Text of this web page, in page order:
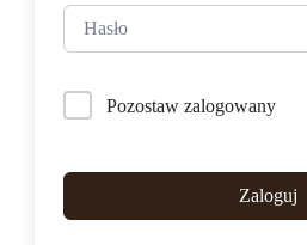
Pozostaw zalogowany
Zaloguj